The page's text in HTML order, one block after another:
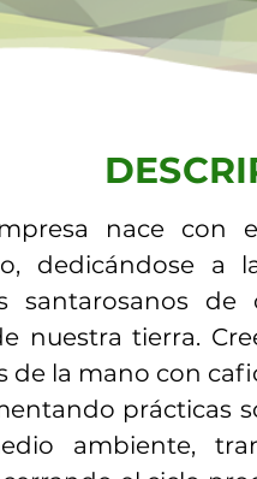
nace
dedicándose a
santarosanos
nuestra tierra.
de la mano con
prácticas
ambiente,